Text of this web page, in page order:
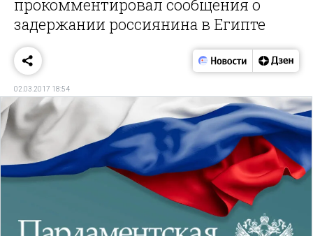
прокомментировал сообщения о
задержании россиянина в Египте
02.03.2017 18:54